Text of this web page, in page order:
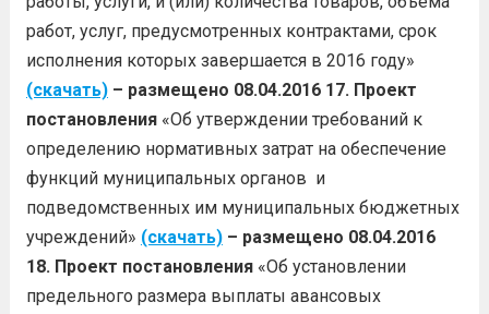
работ, услуг, предусмотренных контрактами, срок
исполнения которых завершается в 2016 году»
(скачать)– размещено 08.04.2016 17. Проект
постановления«Об утверждении требований к
определению нормативных затрат на обеспечение
функций муниципальных органов и
подведомственных им муниципальных бюджетных
учреждений» (скачать)– размещено 08.04.2016
18. Проект постановления«Об установлении
предельного размера выплаты авансовых